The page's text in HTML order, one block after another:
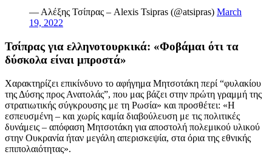
— Αλέξης Τσίπρας – Alexis Tsipras (@atsipras) March
19, 2022
Τσίπρας για ελληνοτουρκικά: «Φοβάμαι ότι τα
δύσκολα είναι μπροστά»
Χαρακτηρίζει επικίνδυνο το αφήγημα Μητσοτάκη περί “φυλακίου
της Δύσης προς Ανατολάς”, που μας βάζει στην πρώτη γραμμή της
στρατιωτικής σύγκρουσης με τη Ρωσία» και προσθέτει: «Η
εσπευσμένη – και χωρίς καμία διαβούλευση με τις πολιτικές
δυνάμεις – απόφαση Μητσοτάκη για αποστολή πολεμικού υλικού
στην Ουκρανία ήταν μεγάλη απερισκεψία, στα όρια της εθνικής
επιπολαιότητας».